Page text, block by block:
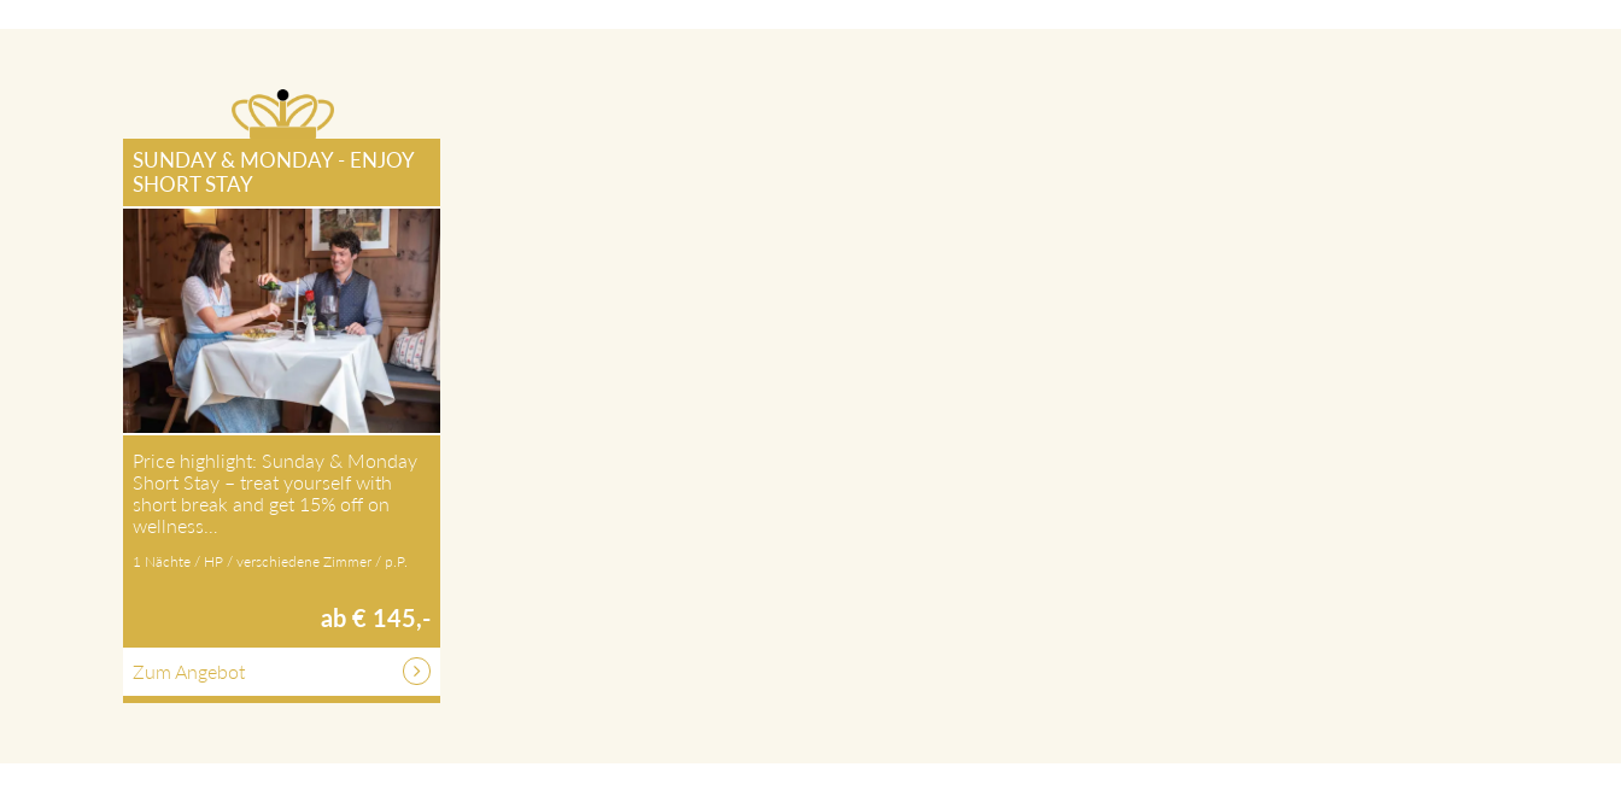
SUNDAY & MONDAY - ENJOY
SHORT STAY
Price highlight: Sunday & Monday
Short Stay – treat yourself with
short break and get 15% off on
wellness…
1 Nächte / HP / verschiedene Zimmer / p.P.
ab € 145,-
Zum Angebot